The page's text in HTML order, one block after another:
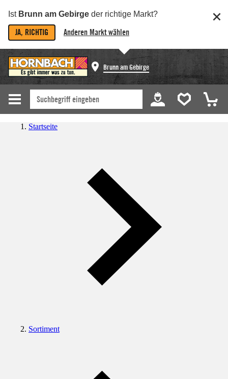
Ist Brunn am Gebirge der richtige Markt?
JA, RICHTIG Anderen Markt wählen
Brunn am Gebirge
Startseite
Sortiment